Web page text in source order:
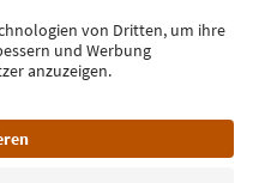
Datenschutzerklärung